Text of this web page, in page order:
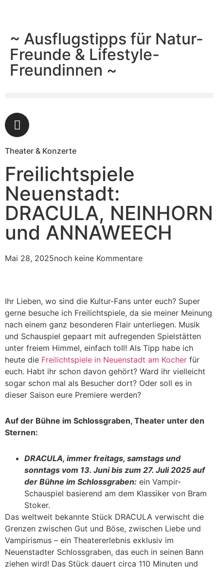
~ Ausflugstipps für Natur-
Freunde & Lifestyle-
Freundinnen ~
Theater & Konzerte
Freilichtspiele
Neuenstadt:
DRACULA, NEINHORN
und ANNAWEECH
Mai 28, 2025noch keine Kommentare
Ihr Lieben, wo sind die Kultur-Fans unter euch? Super
gerne besuche ich Freilichtspiele, da sie meiner Meinung
nach einem ganz besonderen Flair unterliegen. Musik
und Schauspiel gepaart mit aufregenden Spielstätten
unter freiem Himmel, einfach toll! Als Tipp habe ich
heute die Freilichtspiele in Neuenstadt am Kocher für
euch. Habt ihr schon davon gehört? Ward ihr vielleicht
sogar schon mal als Besucher dort? Oder soll es in
dieser Saison eure Premiere werden?
Auf der Bühne im Schlossgraben, Theater unter den
Sternen:
DRACULA, immer freitags, samstags und
sonntags vom 13. Juni bis zum 27. Juli 2025 auf
der Bühne im Schlossgraben: ein Vampir-
Schauspiel basierend am dem Klassiker von Bram
Stoker.
Das weltweit bekannte Stück DRACULA verwischt die
Grenzen zwischen Gut und Böse, zwischen Liebe und
Vampirismus – ein Theatererlebnis exklusiv im
Neuenstadter Schlossgraben, das euch in seinen Bann
ziehen wird! Das Stück dauert circa 110 Minuten und